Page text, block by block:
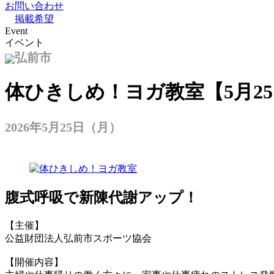
お問い合わせ
掲載希望
Event
イベント
弘前市
体ひきしめ！ヨガ教室【5月
2026年5月25日（月）
腹式呼吸で新陳代謝アップ！
【主催】
公益財団法人弘前市スポーツ協会
【開催内容】